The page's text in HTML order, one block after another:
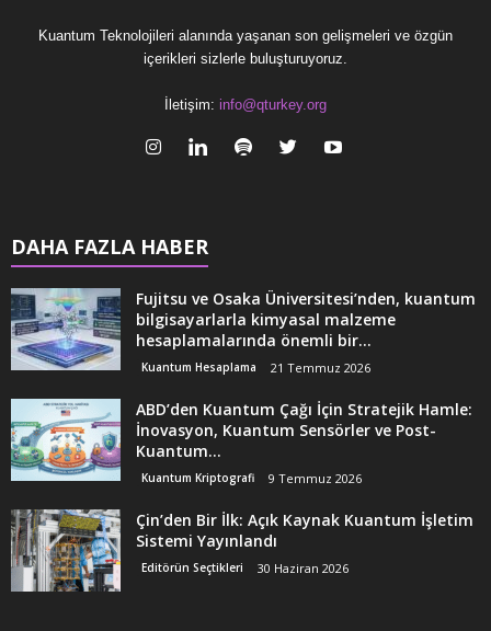
Kuantum Teknolojileri alanında yaşanan son gelişmeleri ve özgün
içerikleri sizlerle buluşturuyoruz.
İletişim: info@qturkey.org
DAHA FAZLA HABER
Fujitsu ve Osaka Üniversitesi’nden, kuantum
bilgisayarlarla kimyasal malzeme
hesaplamalarında önemli bir...
Kuantum Hesaplama 21 Temmuz 2026
ABD’den Kuantum Çağı İçin Stratejik Hamle:
İnovasyon, Kuantum Sensörler ve Post-
Kuantum...
Kuantum Kriptografi 9 Temmuz 2026
Çin’den Bir İlk: Açık Kaynak Kuantum İşletim
Sistemi Yayınlandı
Editörün Seçtikleri 30 Haziran 2026